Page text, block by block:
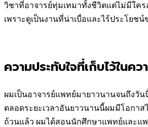
วิชาที่อาจารย์ทุ่มเทมาทั้งชีวิตแต่ไม่มีใค
เพราะดูเป็นงานที่น่าเบื่อและไร้ประโยชน์
ความประทับใจที่เก็บไว้ในคว
ผมเป็นอาจารย์แพทย์มายาวนานจนถึงวั
ตลอดระยะเวลาอันยาวนานนี้ผมมีโอกา
ถ้วนแล้ว ผมได้สอนนักศึกษาแพทย์และแ